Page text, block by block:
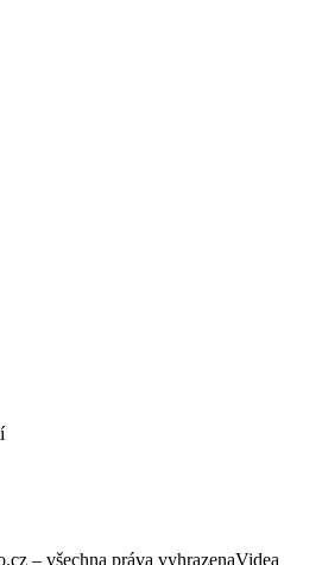
– všechna práva vyhrazenaVidea